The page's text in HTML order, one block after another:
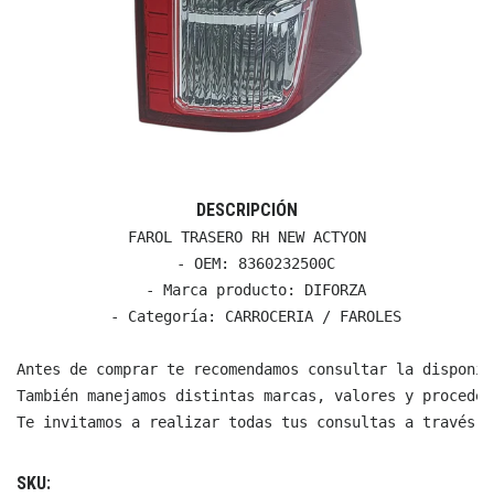
DESCRIPCIÓN
FAROL TRASERO RH NEW ACTYON
  - OEM: 8360232500C
  - Marca producto: DIFORZA
  - Categoría: CARROCERIA / FAROLES
Antes de comprar te recomendamos consultar la
También manejamos distintas marcas, valores y
Te invitamos a realizar todas tus consultas a través
SKU: